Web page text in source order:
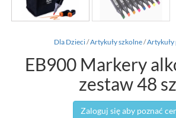
Dla Dzieci/Artykuły szkolne/
EB900 Markery
zestaw 48
Zaloguj się aby poznać